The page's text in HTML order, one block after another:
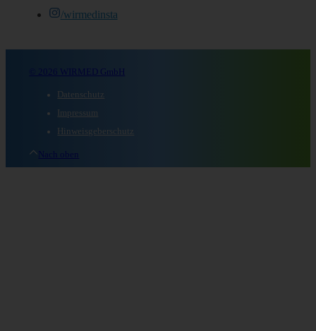
/wirmedinsta
© 2026 WIRMED GmbH
Datenschutz
Impressum
Hinweisgeberschutz
Nach oben